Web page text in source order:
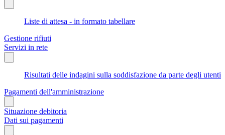
Liste di attesa - in formato tabellare
Gestione rifiuti
Servizi in rete
Risultati delle indagini sulla soddisfazione da parte degli utenti
Pagamenti dell'amministrazione
Situazione debitoria
Dati sui pagamenti